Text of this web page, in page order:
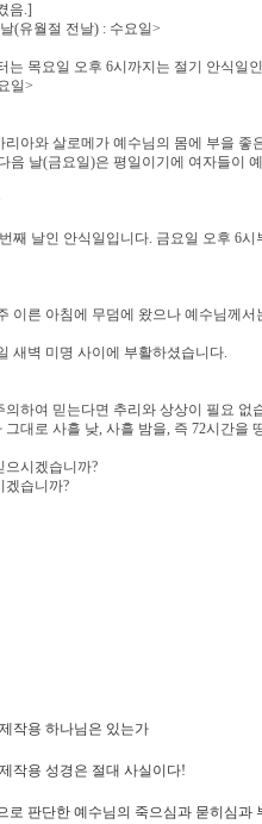
음.]
(유월절 전날) : 수요일>
는 목요일 오후 6시까지는 절기 안식일
일>
아와 살로메가 예수님의 몸에 부을 좋
음 날(금요일)은 평일이기에 여자들이
째 날인 안식일입니다. 금요일 오후 6
이른 아침에 무덤에 왔으나 예수님께
새벽 미명 사이에 부활하셨습니다.
하여 믿는다면 추리와 상상이 필요 없
대로 사흘 낮, 사흘 밤을, 즉 72시간을
으시겠습니까?
겠습니까?
작용 하나님은 있는가
작용 성경은 절대 사실이다!
로 판단한 예수님의 죽으심과 묻히심과